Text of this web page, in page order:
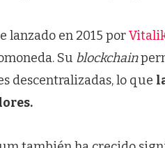
lanzado en 2015 por
Su blockchain
descentralizadas, lo que